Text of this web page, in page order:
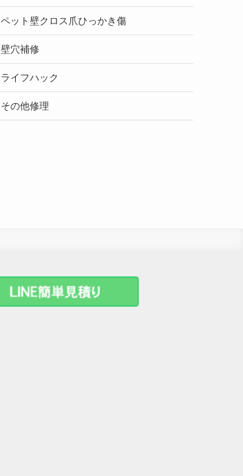
ペット壁クロス爪ひっかき傷
壁穴補修
ライフハック
その他修理